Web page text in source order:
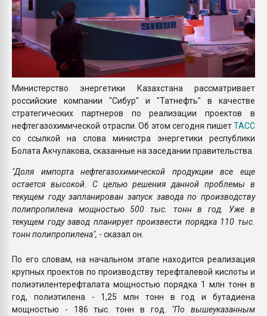
Министерство энергетики Казахстана рассматривает
российские компании "Сибур" и "Татнефть" в качестве
стратегических партнеров по реализации проектов в
нефтегазохимической отрасли. Об этом сегодня пишетТАСС
со ссылкой на слова министра энергетики республики
Болата Акчулакова, сказанные на заседании правительства.
"Доля импорта нефтегазохимической продукции все еще
остается высокой. С целью решения данной проблемы в
текущем году запланирован запуск завода по производству
полипропилена мощностью 500 тыс. тонн в год. Уже в
текущем году завод планирует произвести порядка 110 тыс.
тонн полипропилена", - сказал он.
По его словам, на начальном этапе находится реализация
крупных проектов по производству терефталевой кислоты и
полиэтилентерефталата мощностью порядка 1 млн тонн в
год, полиэтилена - 1,25 млн тонн в год и бутадиена
мощностью - 186 тыс. тонн в год. "По вышеуказанным